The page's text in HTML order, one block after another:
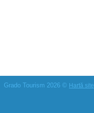
Grado Tourism 2026 © Hartă site